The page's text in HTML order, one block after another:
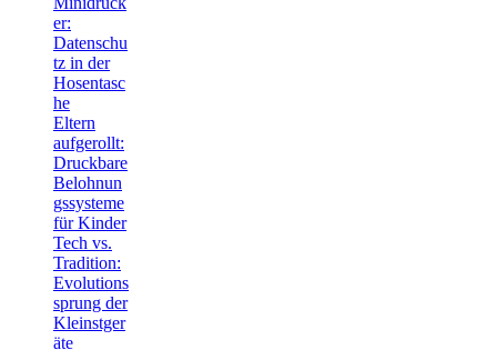
er:
Datenschu
tz in der
Hosentasc
he
Eltern
aufgerollt:
Druckbare
Belohnun
gssysteme
für Kinder
Tech vs.
Tradition:
Evolutions
sprung der
Kleinstger
äte